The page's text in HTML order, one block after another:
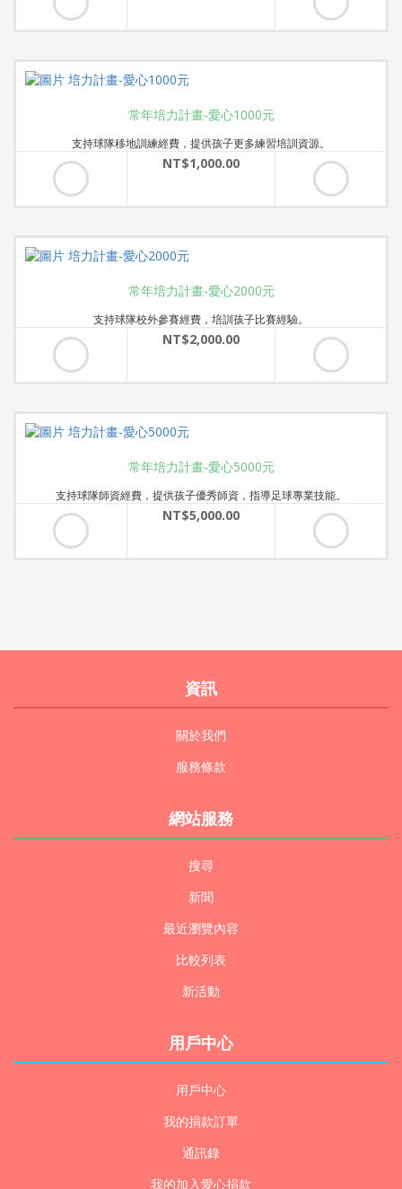
常年培力計畫-愛心1000元
支持球隊移地訓練經費，提供孩子更多練習培訓資源。
NT$1,000.00
常年培力計畫-愛心2000元
支持球隊校外參賽經費，培訓孩子比賽經驗。
NT$2,000.00
常年培力計畫-愛心5000元
支持球隊師資經費，提供孩子優秀師資，指導足球專業技能。
NT$5,000.00
資訊
關於我們
服務條款
網站服務
搜尋
新聞
最近瀏覽內容
比較列表
新活動
用戶中心
用戶中心
我的捐款訂單
通訊錄
我的加入愛心捐款